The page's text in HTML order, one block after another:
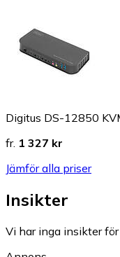
Digitus DS-12850
fr. 1 327 kr
Jämför alla priser
Insikter
Vi har inga insikter